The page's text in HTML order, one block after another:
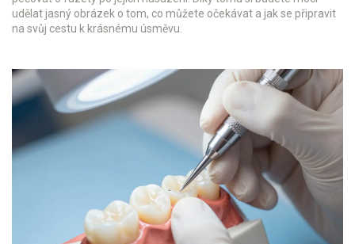
udělat jasný obrázek o tom, co můžete očekávat a jak se připravit
na svůj cestu k krásnému úsměvu.